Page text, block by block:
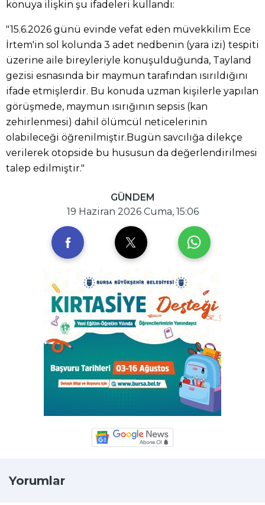
konuya ilişkin şu ifadeleri kullandı:
"15.6.2026 günü evinde vefat eden müvekkilim Ece
İrtem'in sol kolunda 3 adet nedbenin (yara izi) tespiti
üzerine aile bireyleriyle konuşulduğunda, Tayland
gezisi esnasında bir maymun tarafından ısırıldığını
ifade etmişlerdir. Bu konuda uzman kişilerle yapılan
görüşmede, maymun ısırığının sepsis (kan
zehirlenmesi) dahil ölümcül neticelerinin
olabileceği öğrenilmiştir.Bugün savcılığa dilekçe
verilerek otopside bu hususun da değerlendirilmesi
talep edilmiştir."
GÜNDEM
19 Haziran 2026 Cuma, 15:06
Yorumlar